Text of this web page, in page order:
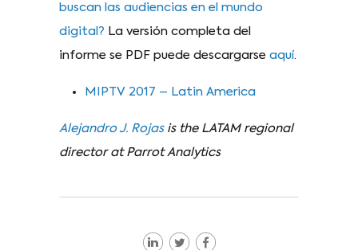
buscan las audiencias en el mundo
digital? La versión completa del
informe se PDF puede descargarse aquí.
MIPTV 2017 – Latin America
Alejandro J. Rojasis the LATAM regional
director at Parrot Analytics